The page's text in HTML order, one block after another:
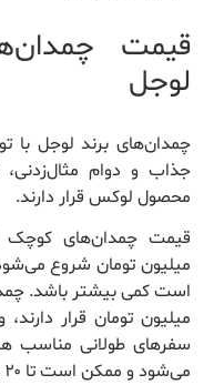
قیمت
لوجل
چمدان‌های برند لوجل با
جذاب و دوام
محصول لوکس قرار دارند.
میلیون تومان شروع
میلیون تومان قرار
می‌شود و ممکن است تا ۲۰ میلیون تومان نیز برسد.